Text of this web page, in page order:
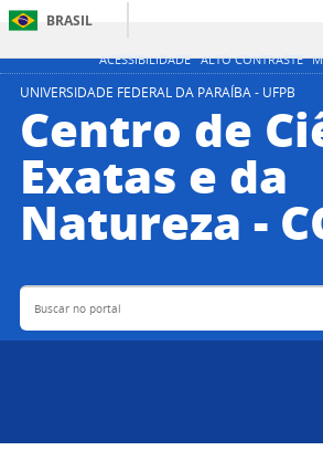
ACESSIBILIDADE ALTO CONTRASTE
BRASIL
UNIVERSIDADE FEDERAL DA PARAÍBA - UFPB
Centro de
Exatas e da
Natureza -
Buscar no portal